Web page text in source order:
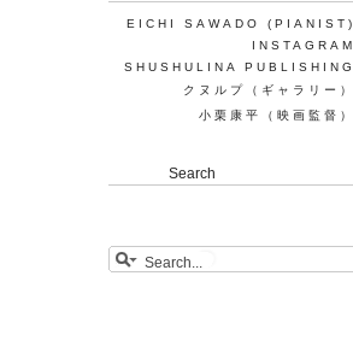
EICHI SAWADO (PIANIST)
INSTAGRAM
SHUSHULINA PUBLISHING
クヌルプ（ギャラリー）
小栗康平（映画監督）
Search